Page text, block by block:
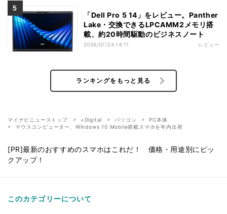
「Dell Pro 5 14」をレビュー。Panther
Lake・交換できるLPCAMM2メモリ搭
載、約20時間駆動のビジネスノート
2026/07/24 14:11 レビュー
ランキングをもっと見る
マイナビニューストップ +Digital パソコン
PC本体
マウスコンピューター、Windows 10 Mobile搭載スマホを年内出荷
[PR]最新のおすすめのスマホはこれだ！ 価格・用途別にピッ
クアップ！
このカテゴリーについて